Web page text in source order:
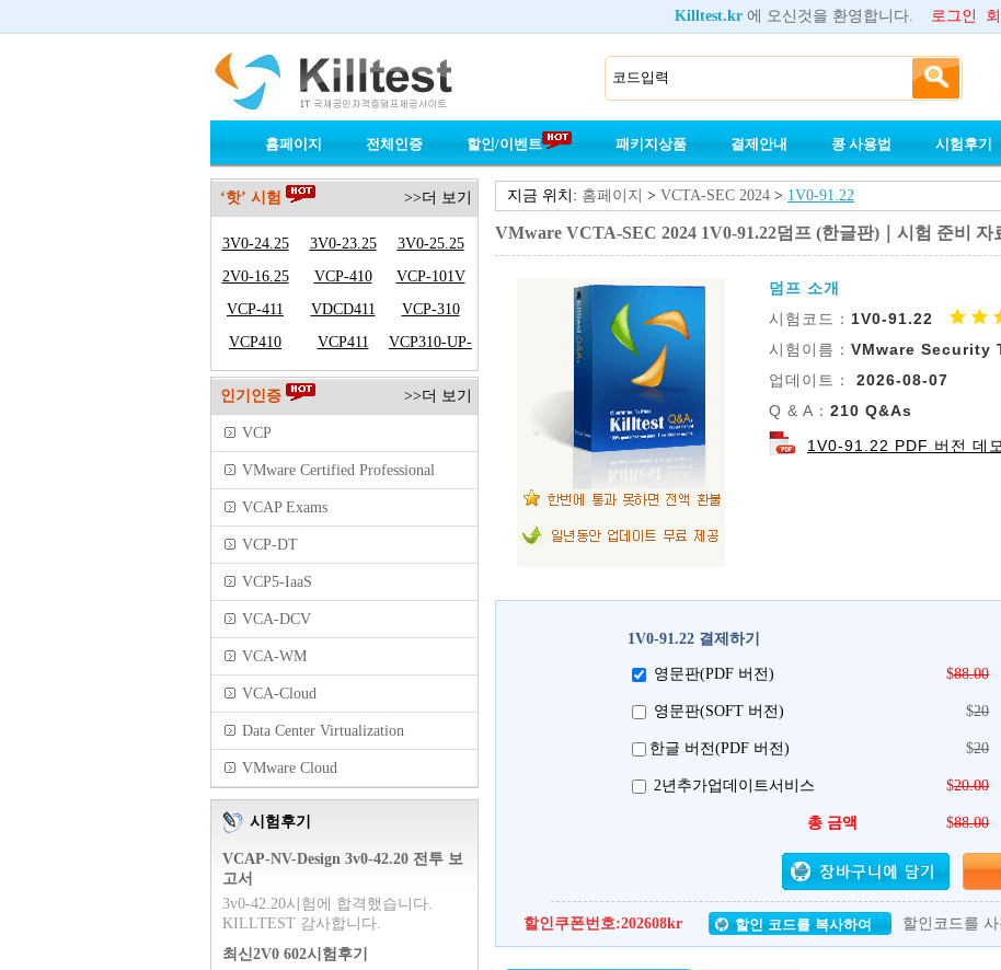
Killtest.kr 에 오신것을 환영합니다. 로그인
홈페이지 전체인증 할인/이벤트 패키지상품 결제안내 콩 사용법 시험후기
지금 위치: 홈페이지 > VCTA-SEC 2024 > 1V0-91.22
VMware VCTA-SEC 2024 1V0-91.22덤프 (한글판)｜시험 준비 자
덤프 소개
시험코드： 1V0-91.22
시험이름： VMware Security
업데이트：
2026-08-07
Q & A： 210 Q&As
1V0-91.22 PDF 버전 데모
1V0-91.22 결제하기
영문판(PDF 버전) $88.00
영문판(SOFT 버전) $20
한글 버전(PDF 버전) $20
2년추가업데이트서비스 $20.00
총 금액 $88.00
할인쿠폰번호:202608kr 할인코드를 사
>>더 보기
‘핫’ 시험
3V0-24.25 3V0-23.25
3V0-25.25
2V0-16.25
VCP-410
VCP-101V
VCP-411
VDCD411
VCP-310
VCP410
VCP411
VCP310-UP-
VCP410
>>더 보기
인기인증
VCP
VMware Certified Professional
VCAP Exams
VCP-DT
VCP5-IaaS
VCA-DCV
VCA-WM
VCA-Cloud
Data Center Virtualization
VMware Cloud
시험후기
VCAP-NV-Design 3v0-42.20 전투 보
고서
3v0-42.20시험에 합격했습니다.
KILLTEST 감사합니다.
최신2V0 602시험후기